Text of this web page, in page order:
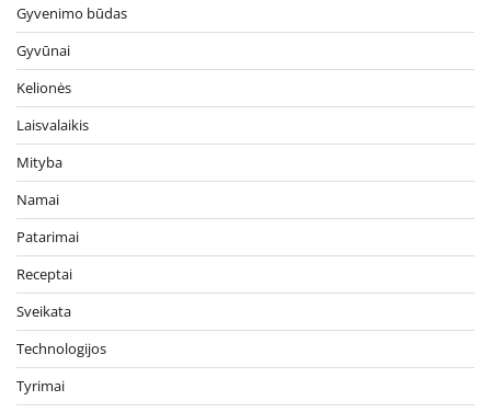
Gyvenimo būdas
Gyvūnai
Kelionės
Laisvalaikis
Mityba
Namai
Patarimai
Receptai
Sveikata
Technologijos
Tyrimai